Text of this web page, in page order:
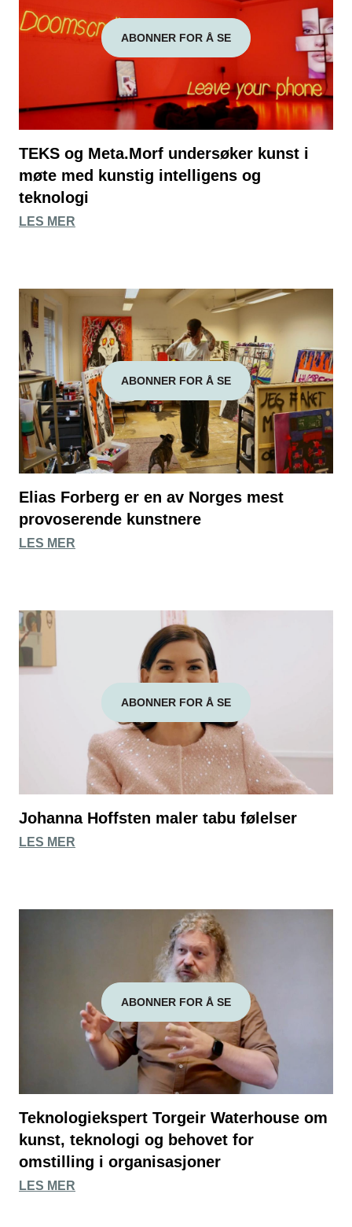
ABONNER FOR Å SE
TEKS og Meta.Morf undersøker kunst i
møte med kunstig intelligens og
teknologi
LES MER
ABONNER FOR Å SE
Elias Forberg er en av Norges mest
provoserende kunstnere
LES MER
ABONNER FOR Å SE
Johanna Hoffsten maler tabu følelser
LES MER
ABONNER FOR Å SE
Teknologiekspert Torgeir Waterhouse om
kunst, teknologi og behovet for
omstilling i organisasjoner
LES MER